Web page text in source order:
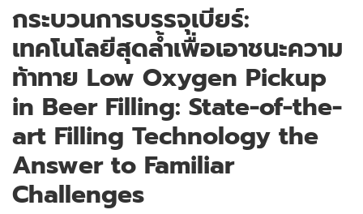
กระบวนการบรรจุเบียร์:
เทคโนโลยีสุดล้ำเพื่อเอาชนะความ
ท้าทาย Low Oxygen Pickup
in Beer Filling: State-of-the-
art Filling Technology the
Answer to Familiar
Challenges